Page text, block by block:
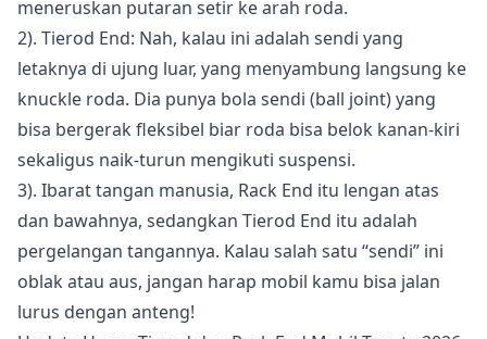
meneruskan putaran setir ke arah roda.
2). Tierod End: Nah, kalau ini adalah sendi yang
letaknya di ujung luar, yang menyambung langsung ke
knuckle roda. Dia punya bola sendi (ball joint) yang
bisa bergerak fleksibel biar roda bisa belok kanan-kiri
sekaligus naik-turun mengikuti suspensi.
3). Ibarat tangan manusia, Rack End itu lengan atas
dan bawahnya, sedangkan Tierod End itu adalah
pergelangan tangannya. Kalau salah satu “sendi” ini
oblak atau aus, jangan harap mobil kamu bisa jalan
lurus dengan anteng!